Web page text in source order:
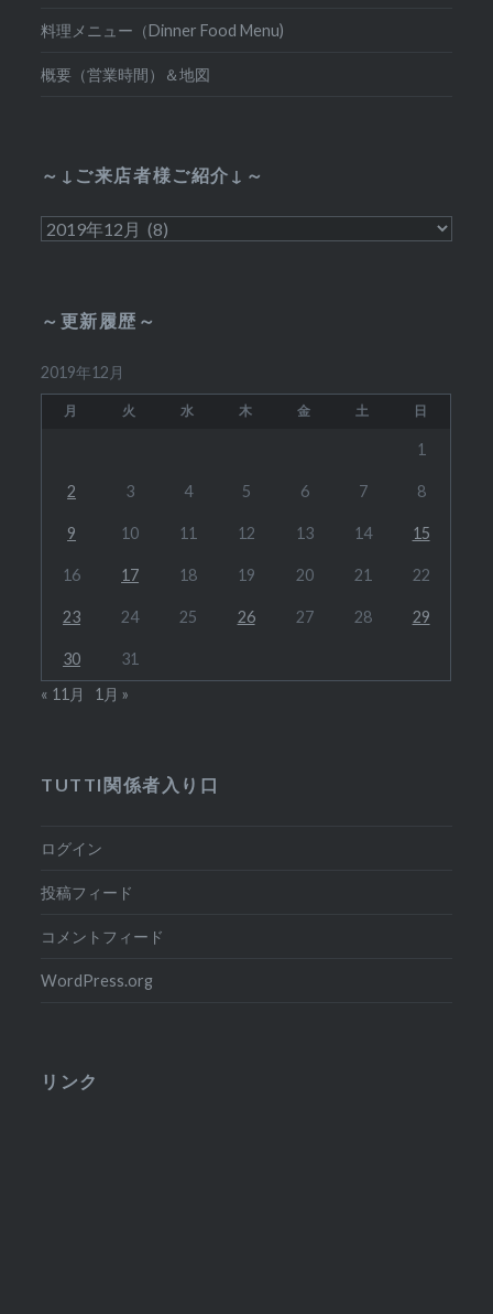
料理メニュー（Dinner Food Menu)
概要（営業時間）＆地図
～↓ご来店者様ご紹介↓～
～
店
様
～更新履歴～
2019年12月
月 火 水 木 金 土 日
1
2 3 4 5 6 7 8
9 10 11 12 13 14 15
16 17 18 19 20 21 22
23 24 25 26 27 28 29
30
31
« 11月
1月 »
TUTTI関係者入り口
ログイン
投稿フィード
コメントフィード
WordPress.org
リンク